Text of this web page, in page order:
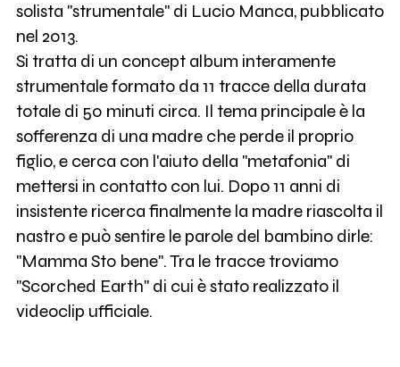
solista "strumentale" di Lucio Manca, pubblicato
nel 2013.
Si tratta di un concept album interamente
strumentale formato da 11 tracce della durata
totale di 50 minuti circa. Il tema principale è la
sofferenza di una madre che perde il proprio
figlio, e cerca con l'aiuto della "metafonia" di
mettersi in contatto con lui. Dopo 11 anni di
insistente ricerca finalmente la madre riascolta il
nastro e può sentire le parole del bambino dirle:
"Mamma Sto bene". Tra le tracce troviamo
"Scorched Earth" di cui è stato realizzato il
videoclip ufficiale.